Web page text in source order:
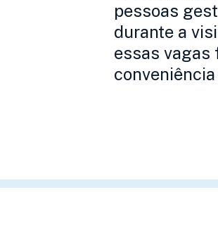
pessoas
durante a
essas vagas